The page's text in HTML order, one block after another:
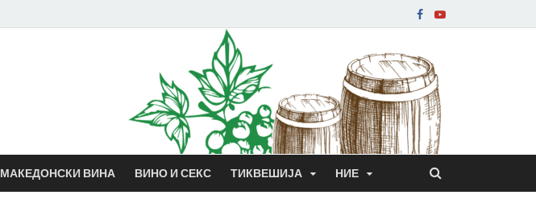
МАКЕДОНСКИ ВИНА ВИНО И СЕКС ТИКВЕШИЈА НИЕ